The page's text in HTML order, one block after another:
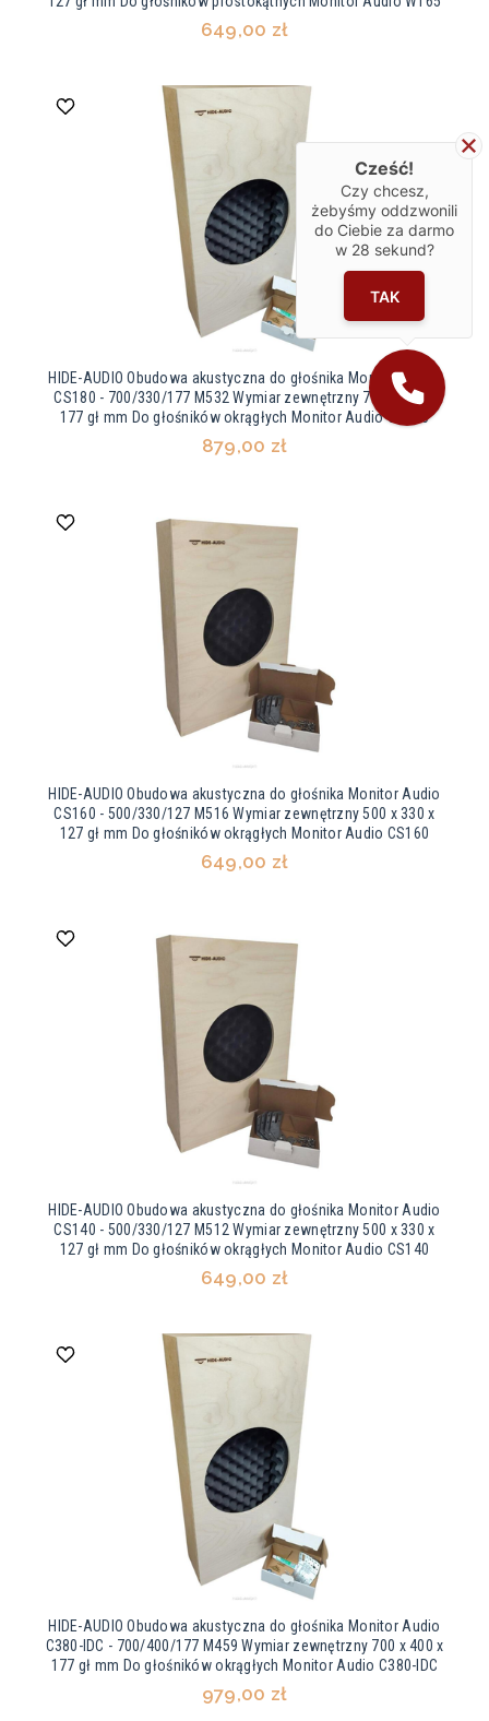
649,00 zł
HIDE-AUDIO Obudowa akustyczna do głośnika Monitor Audio
CS180 - 700/330/177 M532 Wymiar zewnętrzny 700 x 330 x
177 gł mm Do głośników okrągłych Monitor Audio CS180
879,00 zł
HIDE-AUDIO Obudowa akustyczna do głośnika Monitor Audio
CS160 - 500/330/127 M516 Wymiar zewnętrzny 500 x 330 x
127 gł mm Do głośników okrągłych Monitor Audio CS160
649,00 zł
HIDE-AUDIO Obudowa akustyczna do głośnika Monitor Audio
CS140 - 500/330/127 M512 Wymiar zewnętrzny 500 x 330 x
127 gł mm Do głośników okrągłych Monitor Audio CS140
649,00 zł
HIDE-AUDIO Obudowa akustyczna do głośnika Monitor Audio
C380-IDC - 700/400/177 M459 Wymiar zewnętrzny 700 x 400 x
177 gł mm Do głośników okrągłych Monitor Audio C380-IDC
979,00 zł
Cześć!
Czy chcesz,
żebyśmy oddzwonili
do Ciebie za darmo
w 28 sekund?
TAK